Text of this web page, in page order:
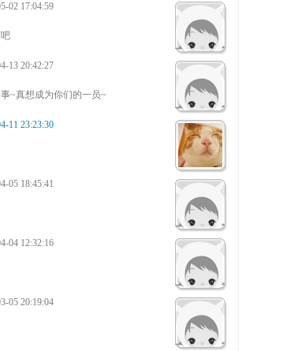
02 17:04:59
13 20:42:27
~真想成为你们的一员~
11 23:23:30
05 18:45:41
04 12:32:16
05 20:19:04